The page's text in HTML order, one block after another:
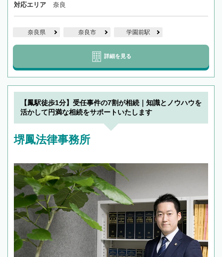
対応エリア 奈良
奈良県 奈良市 学園前駅
詳細を見る
【鳳駅徒歩1分】受任事件の7割が相続｜知識とノウハウを
活かして円満な相続をサポートいたします
堺鳳法律事務所